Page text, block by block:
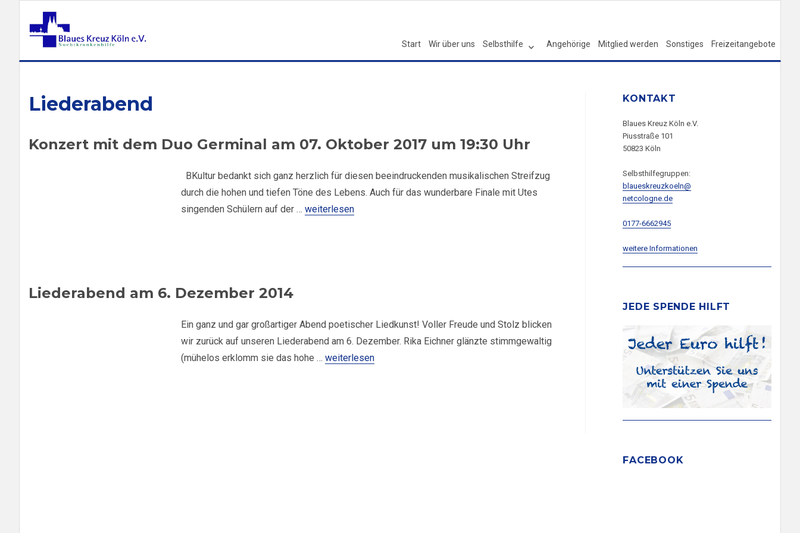
Start Wir über uns Selbsthilfe Angehörige Mitglied werden Sonstiges Freizeitangebote
Liederabend
Konzert mit dem Duo Germinal am 07. Oktober 2017 um 19:30 Uhr
BKultur bedankt sich ganz herzlich für diesen beeindruckenden musikalischen Streifzug
durch die hohen und tiefen Töne des Lebens. Auch für das wunderbare Finale mit Utes
singenden Schülern auf der … „Konzert mit dem Duo Germinal am 07. Oktober 2017 um 19:30 Uhr“
weiterlesen
Liederabend am 6. Dezember 2014
Ein ganz und gar großartiger Abend poetischer Liedkunst! Voller Freude und Stolz blicken
wir zurück auf unseren Liederabend am 6. Dezember. Rika Eichner glänzte stimmgewaltig
(mühelos erklomm sie das hohe … „Liederabend am 6. Dezember 2014“
weiterlesen
KONTAKT
Blaues Kreuz Köln e.V.
Piusstraße 101
50823 Köln
Selbsthilfegruppen:
blaueskreuzkoeln@
netcologne.de
0177-6662945
weitere Informationen
JEDE SPENDE HILFT
FACEBOOK